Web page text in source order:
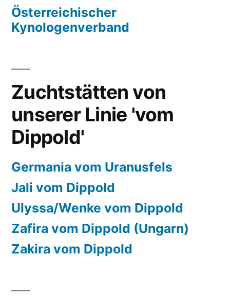
Österreichischer
Kynologenverband
Zuchtstätten von
unserer Linie 'vom
Dippold'
Germania vom Uranusfels
Jali vom Dippold
Ulyssa/Wenke vom Dippold
Zafira vom Dippold (Ungarn)
Zakira vom Dippold